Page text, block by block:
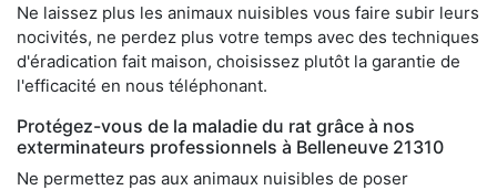
Ne laissez plus les animaux nuisibles vous faire subir leurs
nocivités, ne perdez plus votre temps avec des techniques
d'éradication fait maison, choisissez plutôt la garantie de
l'efficacité en nous téléphonant.
Protégez-vous de la maladie du rat grâce à nos
exterminateurs professionnels à Belleneuve 21310
Ne permettez pas aux animaux nuisibles de poser